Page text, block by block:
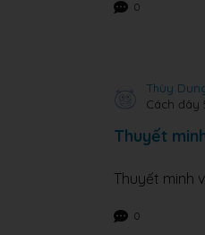
0
Thùy
Cách đây
Thuyết
Thuyết minh
0